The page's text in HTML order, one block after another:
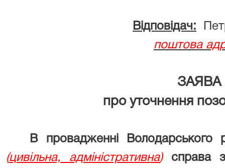
Відповідач:
поштова
ЗАЯВА
про уточнення
В провадженні Володарського
(цивільна, адміністративна)
справа